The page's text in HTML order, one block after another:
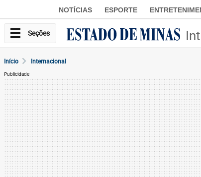
NOTÍCIAS ESPORTE
Seções
Início Internacional
Publicidade